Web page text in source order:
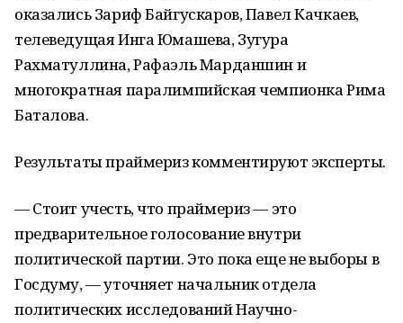
оказались Зариф Байгускаров, Павел Качкаев,
телеведущая Инга Юмашева, Зугура
Рахматуллина, Рафаэль Марданшин и
многократная паралимпийская чемпионка Рима
Баталова.
Результаты праймериз комментируют эксперты.
— Стоит учесть, что праймериз — это
предварительное голосование внутри
политической партии. Это пока еще не выборы в
Госдуму, — уточняет начальник отдела
политических исследований Научно-